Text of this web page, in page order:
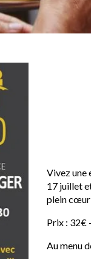
Vivez une
17 juillet
plein cœur
Prix : 32€
Au menu